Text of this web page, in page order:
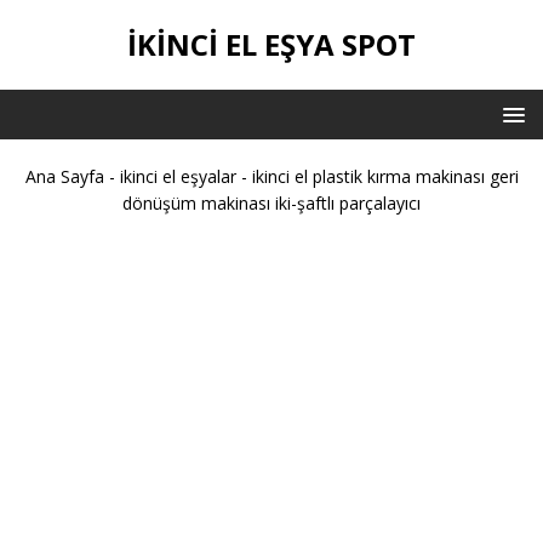
İKİNCİ EL EŞYA SPOT
Ana Sayfa - ikinci el eşyalar- ikinci el plastik kırma makinası geri
dönüşüm makinası iki-şaftlı parçalayıcı